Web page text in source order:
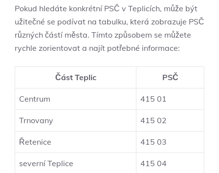
Pokud hledáte konkrétní PSČ v Teplicích, může být
užitečné se podívat na tabulku, která zobrazuje PSČ
různých částí města. Tímto způsobem se můžete
rychle zorientovat a najít potřebné informace:
Část Teplic PSČ
Centrum 415 01
Trnovany 415 02
Řetenice 415 03
severní Teplice 415 04